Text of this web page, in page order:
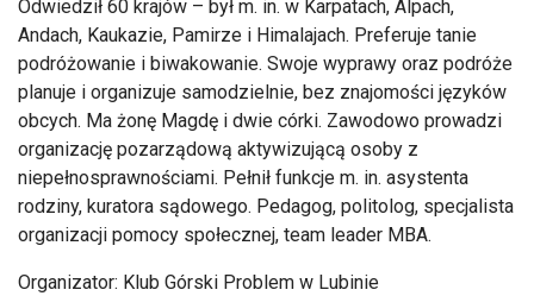
Odwiedził 60 krajów – był m. in. w Karpatach, Alpach,
Andach, Kaukazie, Pamirze i Himalajach. Preferuje tanie
podróżowanie i biwakowanie. Swoje wyprawy oraz podróże
planuje i organizuje samodzielnie, bez znajomości języków
obcych. Ma żonę Magdę i dwie córki. Zawodowo prowadzi
organizację pozarządową aktywizującą osoby z
niepełnosprawnościami. Pełnił funkcje m. in. asystenta
rodziny, kuratora sądowego. Pedagog, politolog, specjalista
organizacji pomocy społecznej, team leader MBA.
Organizator: Klub Górski Problem w Lubinie